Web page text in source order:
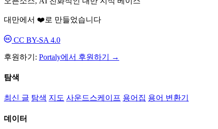
대만에서 ❤️로 만들었습니다
CC BY-SA 4.0
후원하기: Portaly에서 후원하기 →
탐색
최신 글 탐색 지도 사운드스케이프 용어집 용어 변환기
데이터